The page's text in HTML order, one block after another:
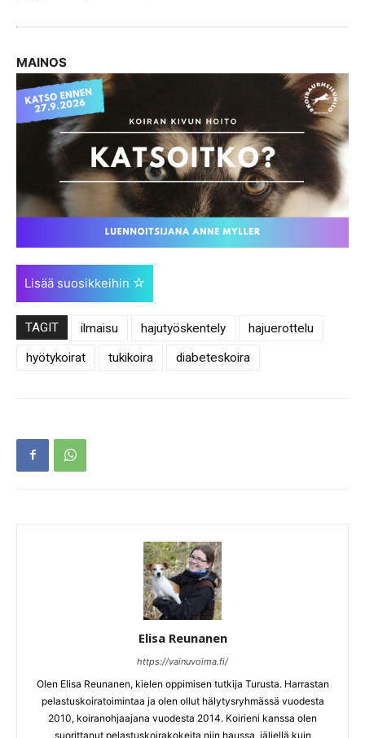
MAINOS
Lisää suosikkeihin
TAGIT ilmaisu hajutyöskentely
hajuerottelu
hyötykoirat
tukikoira diabeteskoira
Elisa Reunanen
https://vainuvoima.fi/
Olen Elisa Reunanen, kielen oppimisen tutkija Turusta. Harrastan
pelastuskoiratoimintaa ja olen ollut hälytysryhmässä vuodesta
2010, koiranohjaajana vuodesta 2014. Koirieni kanssa olen
suorittanut pelastuskoirakokeita niin haussa, jäljellä kuin